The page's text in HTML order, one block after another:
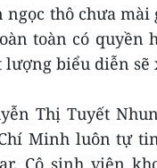
ngọc thô chưa mài
toàn có quyền
lượng biểu diễn sẽ
Thị Tuyết
Minh luôn tự
Cô sinh viên